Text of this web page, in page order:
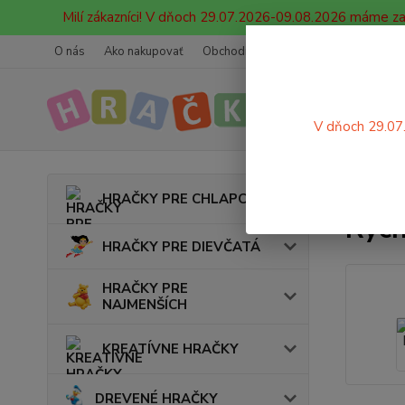
Milí zákazníci! V dňoch 29.07.2026-09.08.2026 máme
O nás Ako nakupovať Obchodné podmienky
HRAČKY PRE CHLAPCOV
HRAČKY PRE DIEVČATÁ
HRAČKY PRE
NAJMENŠÍCH
KREATÍVNE HRAČKY
DREVENÉ HRAČKY
V dňoch